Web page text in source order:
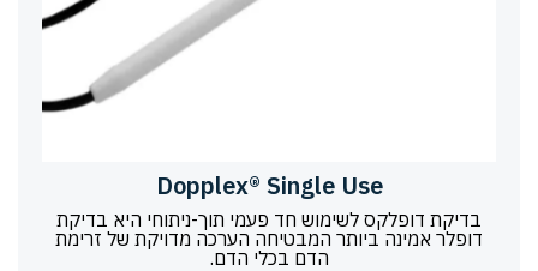
Dopplex® Single Use
בדיקת דופלקס לשימוש חד פעמי תוך-ניתוחי היא בדיקת
דופלר אמינה ביותר המבטיחה הערכה מדויקת של זרימת
הדם בכלי הדם.